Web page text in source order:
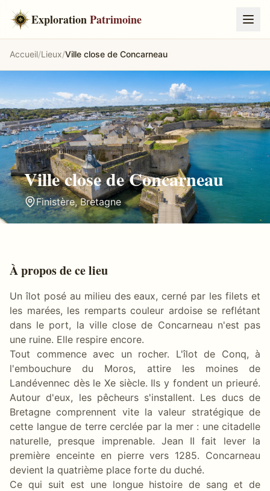
ExplorationPatrimoine
Accueil/Lieux/Ville close de Concarneau
Site maritime
Ville close de Concarneau
Finistère,Bretagne
À propos de ce lieu
Un îlot posé au milieu des eaux, cerné par les filets et
les marées, les remparts couleur ardoise se reflétant
dans le port, la ville close de Concarneau n'est pas
une ruine. Elle respire encore.
Tout commence avec un rocher. L'îlot de Conq, à
l'embouchure du Moros, attire les moines de
Landévennec dès le Xe siècle. Ils y fondent un prieuré.
Autour d'eux, les pêcheurs s'installent. Les ducs de
Bretagne comprennent vite la valeur stratégique de
cette langue de terre cerclée par la mer : une citadelle
naturelle, presque imprenable. Jean II fait lever la
première enceinte en pierre vers 1285. Concarneau
devient la quatrième place forte du duché.
Ce qui suit est une longue histoire de sang et de